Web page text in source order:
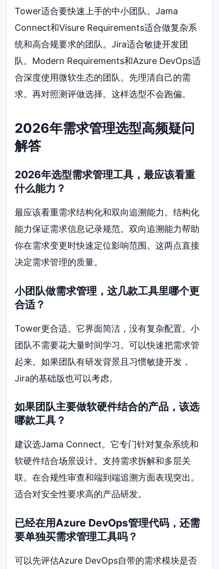
Tower适合要快速上手的中小团队。Jama
Connect和Visure Requirements适合做复杂系
统和高合规要求的团队。Jira适合敏捷开发团
队。Modern Requirements和Azure DevOps适
合深度使用微软生态的团队。先理清自己的需
求。再对照测评做选择。这样选型不会跑偏。
2026年需求管理选型高频疑问
解答
2026年选型需求管理工具，最应该看重
什么能力？
最应该看重需求结构化和双向追溯能力。结构化
能力保证需求信息记录规范。双向追溯能力帮助
你在需求变更时快速定位影响范围。这两点直接
决定需求管理的质量。
小团队做需求管理，这几款工具里哪个更
合适？
Tower更合适。它界面简洁，没有复杂配置。小
团队不需要花大量时间学习。可以快速把需求管
起来。如果团队有研发背景且习惯敏捷开发，
Jira的基础版也可以考虑。
如果团队主要做软硬件结合的产品，该选
哪款工具？
建议选Jama Connect。它专门针对复杂系统和
软硬件结合场景设计。支持需求拆解和多层关
联。在合规性审查和端到端追溯方面表现突出。
适合对安全性要求高的产品研发。
已经在用Azure DevOps管理代码，还需
要单独买需求管理工具吗？
可以先评估Azure DevOps自带的需求模块是否